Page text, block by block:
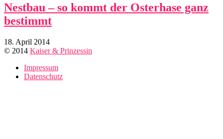
Nestbau – so kommt der Osterhase ganz
bestimmt
18. April 2014
© 2014 Kaiser & Prinzessin
Impressum
Datenschutz